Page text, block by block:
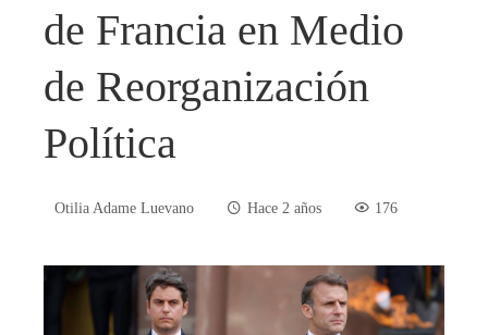
de Francia en Medio
de Reorganización
Política
Otilia Adame Luevano Hace 2 años 176